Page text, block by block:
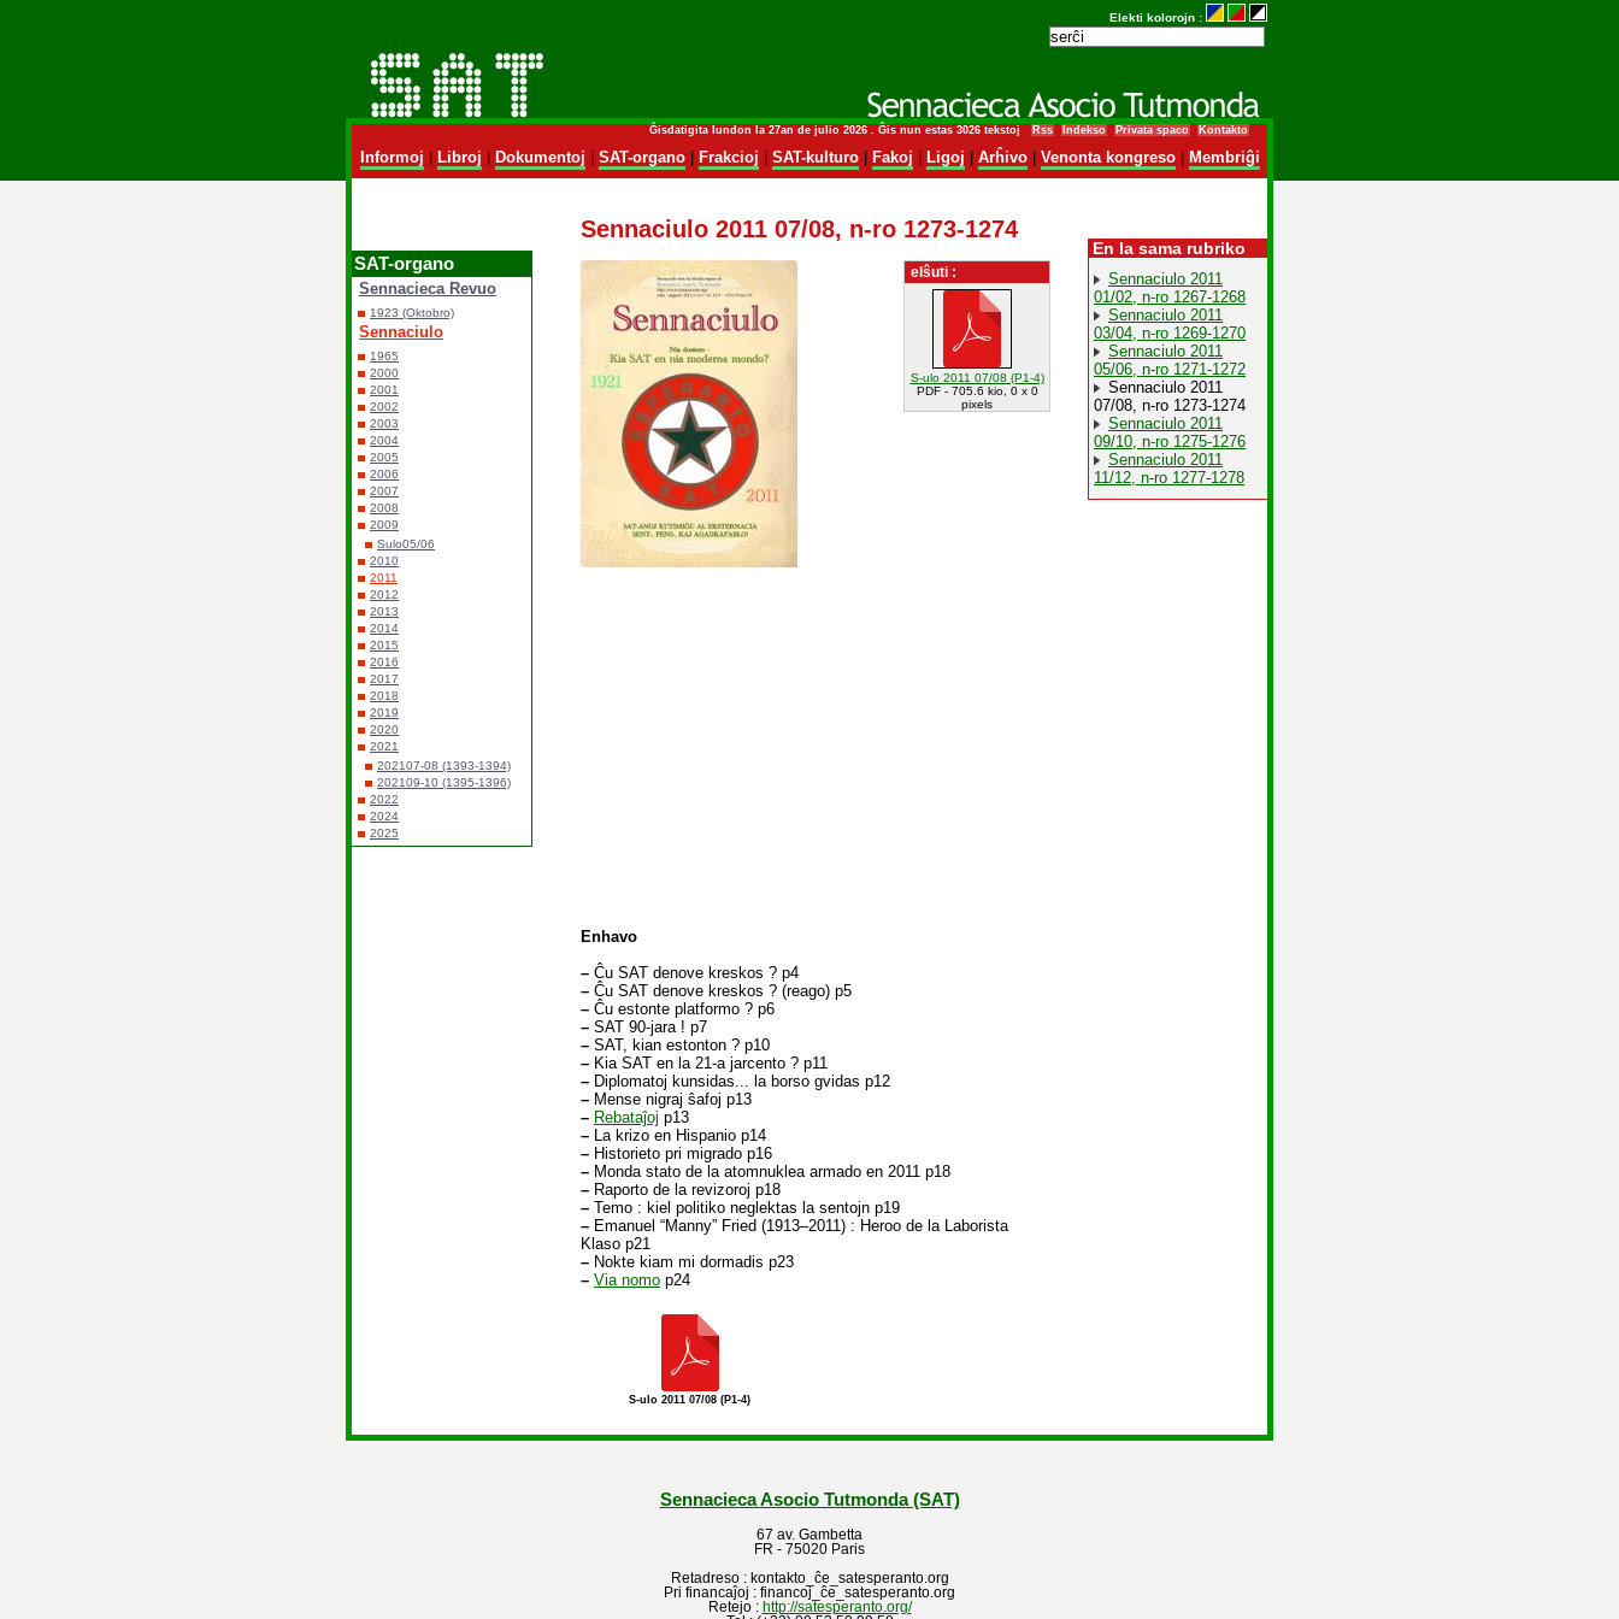
Elekti kolorojn :
Ĝisdatigita lundon la 27an de julio 2026 . Ĝis nun estas 3026 tekstoj Rss Indekso Privata spaco Kontakto
Informoj Libroj Dokumentoj SAT-organo| Frakcioj SAT-kulturo| Fakoj Ligoj Arĥivo| Venonta kongreso| Membriĝi
SAT-organo
Sennacieca Revuo
1923 (Oktobro)
Sennaciulo
1965
2000
2001
2002
2003
2004
2005
2006
2007
2008
2009
Sulo05/06
2010
2011
2012
2013
2014
2015
2016
2017
2018
2019
2020
2021
202107-08 (1393-1394)
202109-10 (1395-1396)
2022
2024
2025
En la sama rubriko
Sennaciulo 2011
01/02, n-ro 1267-1268
Sennaciulo 2011
03/04, n-ro 1269-1270
Sennaciulo 2011
05/06, n-ro 1271-1272
Sennaciulo 2011
07/08, n-ro 1273-1274
Sennaciulo 2011
09/10, n-ro 1275-1276
Sennaciulo 2011
11/12, n-ro 1277-1278
Sennaciulo 2011 07/08, n-ro 1273-1274
elŝuti :
S-ulo 2011 07/08 (P1-4)
PDF - 705.6 kio, 0 x 0
pixels
Enhavo
– Ĉu SAT denove kreskos ? p4
– Ĉu SAT denove kreskos ? (reago) p5
– Ĉu estonte platformo ? p6
– SAT 90-jara ! p7
– SAT, kian estonton ? p10
– Kia SAT en la 21-a jarcento ? p11
– Diplomatoj kunsidas... la borso gvidas p12
– Mense nigraj ŝafoj p13
– Rebataĵoj p13
– La krizo en Hispanio p14
– Historieto pri migrado p16
– Monda stato de la atomnuklea armado en 2011 p18
– Raporto de la revizoroj p18
– Temo : kiel politiko neglektas la sentojn p19
– Emanuel “Manny” Fried (1913–2011) : Heroo de la Laborista
Klaso p21
– Nokte kiam mi dormadis p23
– Via nomo p24
S-ulo 2011 07/08 (P1-4)
Sennacieca Asocio Tutmonda (SAT)
67 av. Gambetta
FR - 75020 Paris
Retadreso : kontakto_ĉe_satesperanto.org
Pri financaĵoj : financoj_ĉe_satesperanto.org
Retejo : http://satesperanto.org/